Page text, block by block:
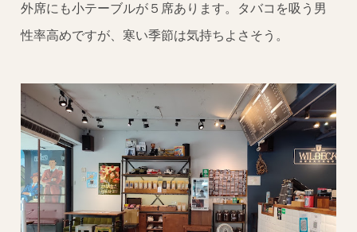
外席にも小テーブルが５席あります。タバコを吸う男
性率高めですが、寒い季節は気持ちよさそう。